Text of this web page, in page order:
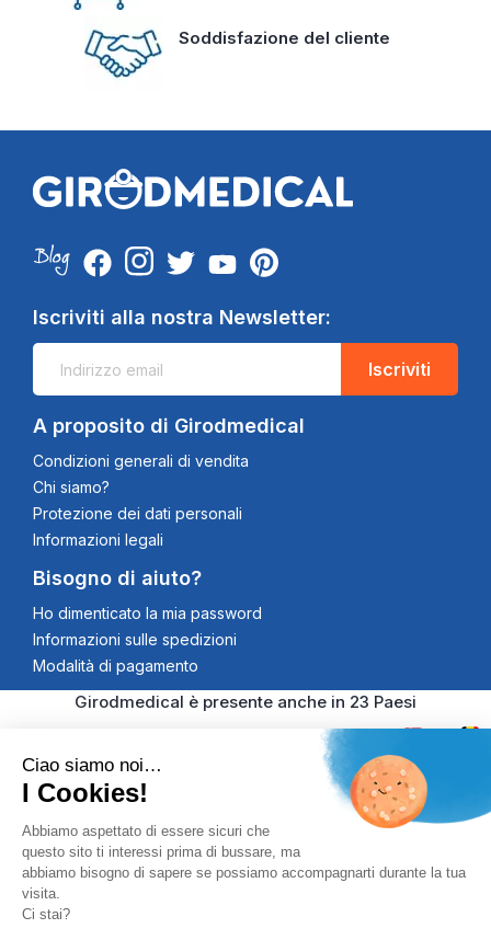
Soddisfazione del cliente
Iscriviti alla nostra Newsletter:
Iscriviti
A proposito di Girodmedical
Condizioni generali di vendita
Chi siamo?
Protezione dei dati personali
Informazioni legali
Bisogno di aiuto?
Ho dimenticato la mia password
Informazioni sulle spedizioni
Modalità di pagamento
Girodmedical è presente anche in 23 Paesi
© 2026 Girodmedical. Tutti i diritti riservati. Partita IVA
00344269998
Pagamento 100% Securizzato
Ciao siamo noi…
I Cookies!
Abbiamo aspettato di essere sicuri che
questo sito ti interessi prima di bussare, ma
abbiamo bisogno di sapere se possiamo accompagnarti durante la tua
visita.
Ci stai?